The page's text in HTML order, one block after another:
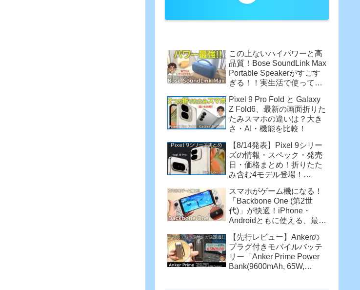
この上ないハイパワーと高
品質！Bose SoundLink Max
Portable Speakerがすごす
ぎる！！実生活で使って感
Pixel 9 Pro Fold と Galaxy
Z Fold6、最新の画面折りた
たみスマホの違いは？大き
さ・AI・機能を比較！
【8/14発表】Pixel 9シリー
ズの情報・スペック・発売
日・価格まとめ！折りたた
み含む4モデル登場！
XL・Pixel 9 Pro Fold】
スマホがゲーム機になる！
「Backbone One (第2世
代)」が快適！iPhone・
Androidともに使える、最強
【先行レビュー】Ankerの
プラグ付きモバイルバッテ
リー「Anker Prime Power
Bank(9600mAh, 65W,